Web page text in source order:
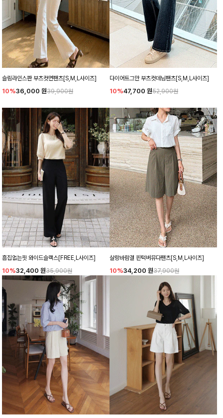
슬림라인스판 부츠컷면팬츠[S,M,L사이즈]
10%36,000 원39,900원
다이어트그만 부츠컷데님팬츠[S,M,L사이즈]
10%47,700 원52,900원
흠집없는핏 와이드슬랙스[FREE,L사이즈]
10%32,400 원35,900원
살랑바람결 핀턱버뮤다팬츠[S,M,L사이즈]
10%34,200 원37,900원